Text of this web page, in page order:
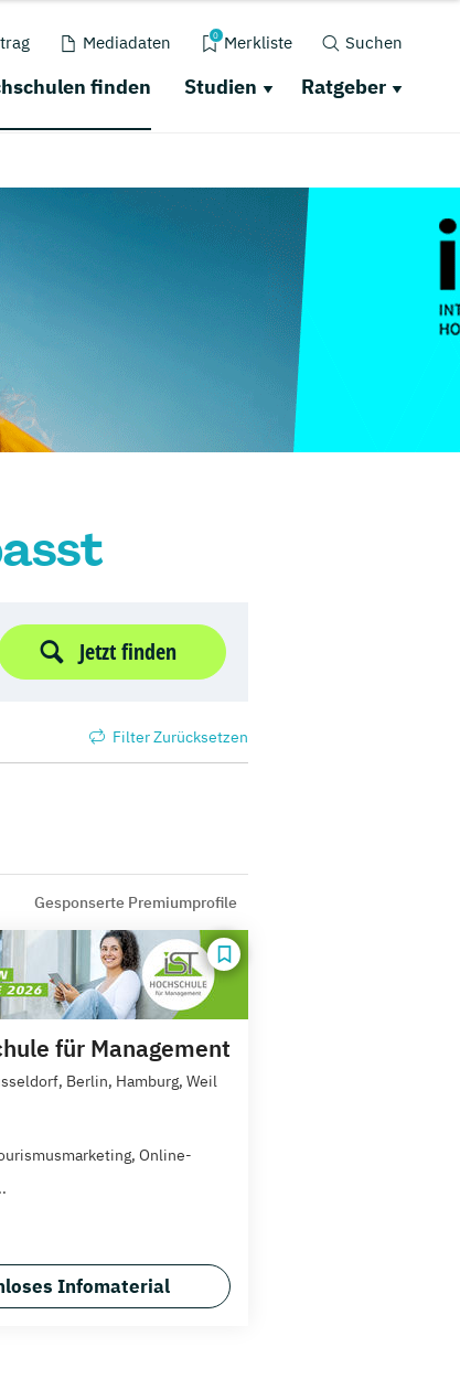
Mediadaten 0 Merkliste Suchen
finden Studien Ratgeber
Jetzt finden
Filter Zurücksetzen
Gesponserte Premiumprofile
für Management
Berlin, Hamburg, Weil
Online-
Infomaterial